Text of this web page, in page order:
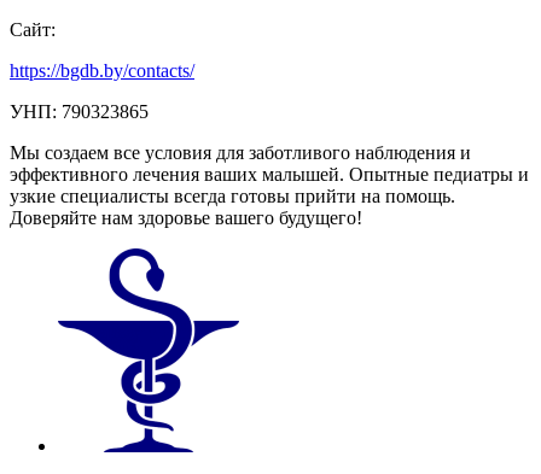
Сайт:
https://bgdb.by/contacts/
УНП: 790323865
Мы создаем все условия для заботливого наблюдения и
эффективного лечения ваших малышей. Опытные педиатры и
узкие специалисты всегда готовы прийти на помощь.
Доверяйте нам здоровье вашего будущего!